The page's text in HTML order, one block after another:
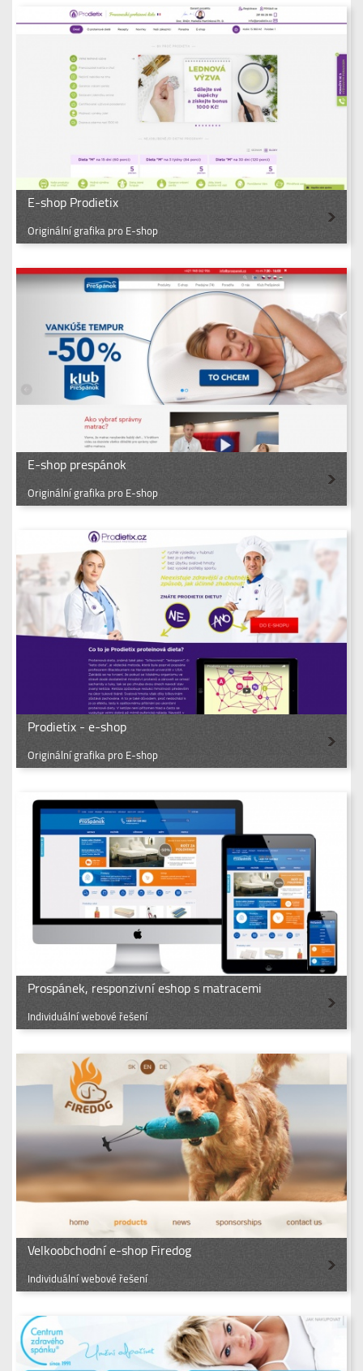
E-shop Prodietix
Originální grafika pro E-shop
E-shop prespánok
Originální grafika pro E-shop
Prodietix - e-shop
Originální grafika pro E-shop
Prospánek, responzivní eshop s matracemi
Individuální webové řešení
Velkoobchodní e-shop Firedog
Individuální webové řešení